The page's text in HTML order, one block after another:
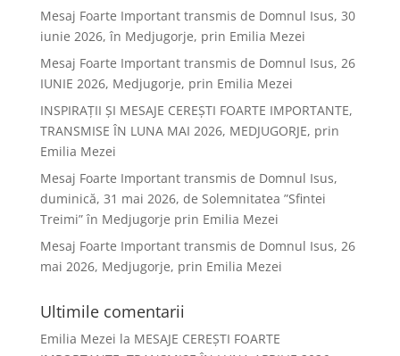
Mesaj Foarte Important transmis de Domnul Isus, 30
iunie 2026, în Medjugorje, prin Emilia Mezei
Mesaj Foarte Important transmis de Domnul Isus, 26
IUNIE 2026, Medjugorje, prin Emilia Mezei
INSPIRAȚII ȘI MESAJE CEREȘTI FOARTE IMPORTANTE,
TRANSMISE ÎN LUNA MAI 2026, MEDJUGORJE, prin
Emilia Mezei
Mesaj Foarte Important transmis de Domnul Isus,
duminică, 31 mai 2026, de Solemnitatea ”Sfintei
Treimi” în Medjugorje prin Emilia Mezei
Mesaj Foarte Important transmis de Domnul Isus, 26
mai 2026, Medjugorje, prin Emilia Mezei
Ultimile comentarii
Emilia Mezei la MESAJE CEREȘTI FOARTE